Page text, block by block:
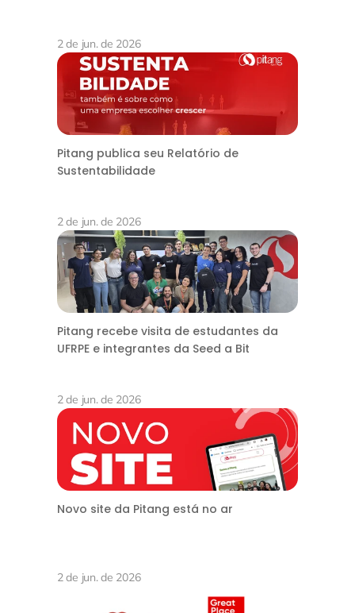
2 de jun. de 2026
Pitang publica seu Relatório de
Sustentabilidade
2 de jun. de 2026
Pitang recebe visita de estudantes da
UFRPE e integrantes da Seed a Bit
2 de jun. de 2026
Novo site da Pitang está no ar
2 de jun. de 2026